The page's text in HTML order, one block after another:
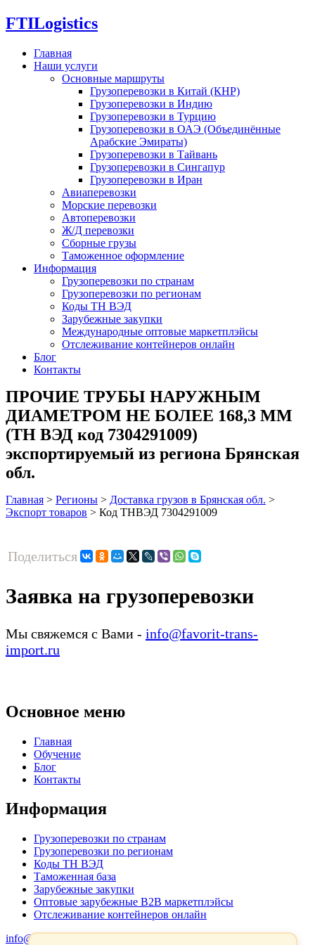
FTILogistics
Главная
Наши услуги
Основные маршруты
Грузоперевозки в Китай (КНР)
Грузоперевозки в Индию
Грузоперевозки в Турцию
Грузоперевозки в ОАЭ (Объединённые
Арабские Эмираты)
Грузоперевозки в Тайвань
Грузоперевозки в Сингапур
Грузоперевозки в Иран
Авиаперевозки
Морские перевозки
Автоперевозки
Ж/Д перевозки
Сборные грузы
Таможенное оформление
Информация
Грузоперевозки по странам
Грузоперевозки по регионам
Коды ТН ВЭД
Зарубежные закупки
Международные оптовые маркетплэйсы
Отслеживание контейнеров онлайн
Блог
Контакты
ПРОЧИЕ ТРУБЫ НАРУЖНЫМ
ДИАМЕТРОМ НЕ БОЛЕЕ 168,3 ММ
(ТН ВЭД код 7304291009)
экспортируемый из региона Брянская
обл.
Главная > Регионы > Доставка грузов в Брянская обл. >
Экспорт товаров > Код ТНВЭД 7304291009
Поделиться
Заявка на грузоперевозки
Мы свяжемся с Вами - info@favorit-trans-
import.ru
Основное меню
Главная
Обучение
Блог
Контакты
Информация
Грузоперевозки по странам
Грузоперевозки по регионам
Коды ТН ВЭД
Таможенная база
Зарубежные закупки
Оптовые зарубежные B2B маркетплэйсы
Отслеживание контейнеров онлайн
info@favorit-trans-import.ru